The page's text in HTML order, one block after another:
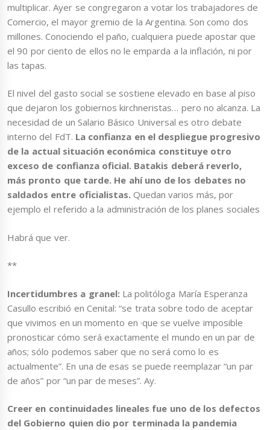
multiplicar. Ayer se congregaron a votar los trabajadores de
Comercio, el mayor gremio de la Argentina. Son como dos
millones. Conociendo el paño, cualquiera puede apostar que
el 90 por ciento de ellos no le emparda a la inflación, ni por
las tapas.
El nivel del gasto social se sostiene elevado en base al piso
que dejaron los gobiernos kirchneristas… pero no alcanza. La
necesidad de un Salario Básico Universal es otro debate
interno del FdT. La confianza en el despliegue progresivo
de la actual situación económica constituye otro
exceso de confianza oficial. Batakis deberá reverlo,
más pronto que tarde. He ahí uno de los debates no
saldados entre oficialistas. Quedan varios más, por
ejemplo el referido a la administración de los planes sociales
Habrá que ver.
**
Incertidumbres a granel: La politóloga María Esperanza
Casullo escribió en Cenital: “se trata sobre todo de aceptar
que vivimos en un momento en ·que se vuelve imposible
pronosticar cómo será exactamente el mundo en un par de
años; sólo podemos saber que no será como lo es
actualmente”. En una de esas se puede reemplazar “un par
de años” por “un par de meses”. Ay.
Creer en continuidades lineales fue uno de los defectos
del Gobierno quien dio por terminada la pandemia